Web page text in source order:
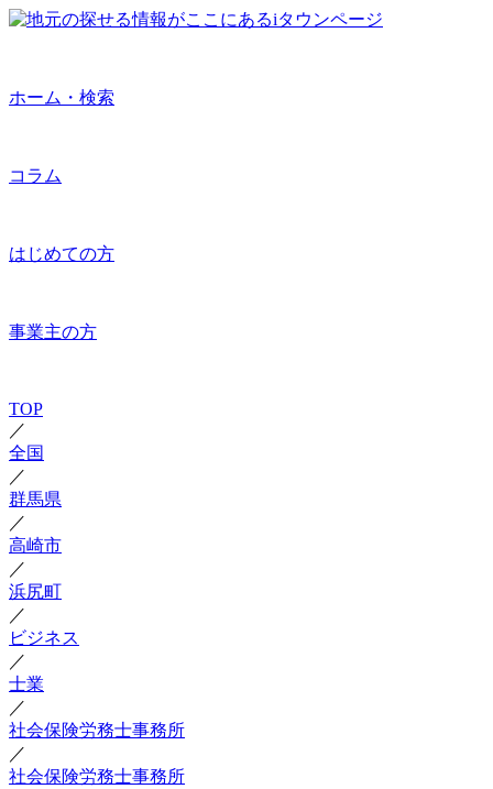
ホーム・検索
コラム
はじめての方
事業主の方
TOP
／
全国
／
群馬県
／
高崎市
／
浜尻町
／
ビジネス
／
士業
／
社会保険労務士事務所
／
社会保険労務士事務所